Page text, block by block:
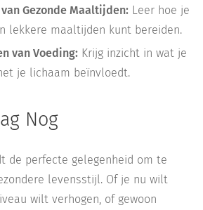
Gezonde Maaltijden: Leer hoe je
lekkere maaltijden kunt bereiden.
van Voeding: Krijg inzicht in wat je
je lichaam beïnvloedt.
Nog
de perfecte gelegenheid om te
levensstijl. Of je nu wilt
wilt verhogen, of gewoon